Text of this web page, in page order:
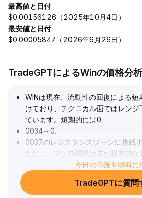
最高値と日付
$0.00156126（2025年10月4日）
最安値と日付
$0.00005847（2026年6月26日）
TradeGPTによるWinの価格分析
WINは現在、流動性の回復による短
けており、テクニカル面ではレン
ています。短期的には0.
0034～0.
0037のレジスタンスゾーンに挑戦
ただし、マクロ環境は未だ根本的
には構造的な下落圧力が残っていま
レンドに従って分散的にポジション
管理を厳格に行うことを推奨します
今日の市況を瞬時に
TradeGPTに質問